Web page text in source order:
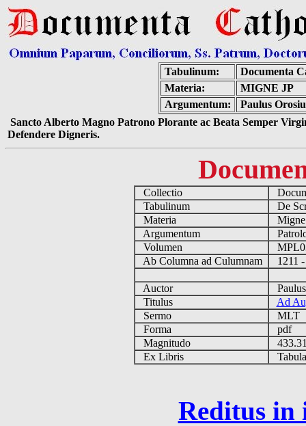
Tabulinum:
Documenta
Materia:
MIGNE JP
Argumentum:
Paulus
Sancto Alberto Magno Patrono Plorante ac Beata Semper
Defendere Digneris.
Collectio
Tabulinum
De
Materia
Argumentum
Volumen
Ab Columna ad Culumnam
1211
Auctor
Titulus
Ad
Sermo
MLT
Forma
pdf
Magnitudo
Ex Libris
Reditus in